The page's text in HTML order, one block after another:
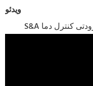
ویدئو